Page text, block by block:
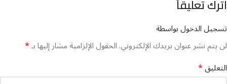
اترك تعليقاً
تسجيل الدخول بواسطة
لن يتم نشر عنوان بريدك الإلكتروني.الحقول الإلزامية مشار إليها بـ*
التعليق*